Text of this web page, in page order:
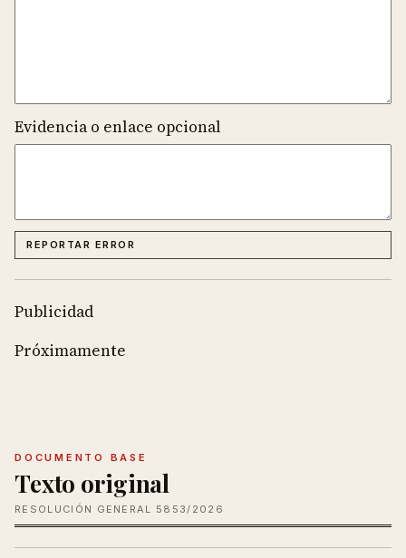
Evidencia o enlace opcional
REPORTAR ERROR
Publicidad
Próximamente
DOCUMENTO BASE
Texto original
RESOLUCIÓN GENERAL 5853/2026